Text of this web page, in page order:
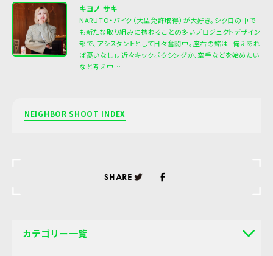
キヨノ サキ
NARUTO・バイク（大型免許取得）が大好き。シクロの中で
も新たな取り組みに携わることの多いプロジェクトデザイン
部で、アシスタントとして日々奮闘中。座右の銘は「備えあれ
ば憂いなし」。近々キックボクシングか、空手などを始めたい
なと考え中…
NEIGHBOR SHOOT INDEX
SHARE
カテゴリー一覧